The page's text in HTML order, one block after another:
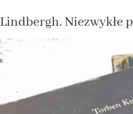
Lindbergh. Niezwykłe